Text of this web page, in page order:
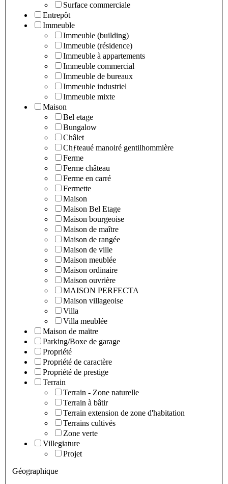
Surface commerciale
Entrepôt
Immeuble
Immeuble (building)
Immeuble (résidence)
Immeuble à appartements
Immeuble commercial
Immeuble de bureaux
Immeuble industriel
Immeuble mixte
Maison
Bel etage
Bungalow
Châlet
Chƒteaué manoiré gentilhommière
Ferme
Ferme château
Ferme en carré
Fermette
Maison
Maison Bel Etage
Maison bourgeoise
Maison de maître
Maison de rangée
Maison de ville
Maison meublée
Maison ordinaire
Maison ouvrière
MAISON PERFECTA
Maison villageoise
Villa
Villa meublée
Maison de maïtre
Parking/Boxe de garage
Propriété
Propriété de caractère
Propriété de prestige
Terrain
Terrain - Zone naturelle
Terrain à bâtir
Terrain extension de zone d'habitation
Terrains cultivés
Zone verte
Villegiature
Projet
Géographique